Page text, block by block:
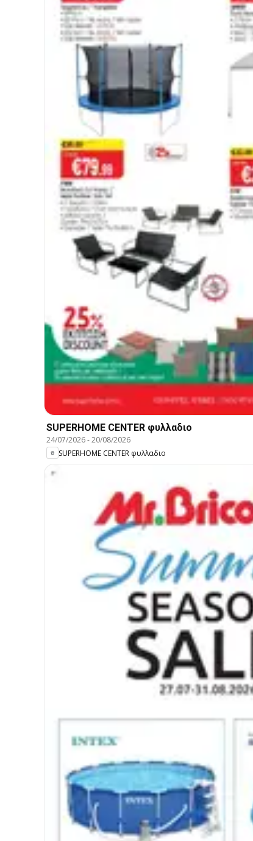
SUPERHOME CENTER φυλλαδιο
24/07/2026-20/08/2026
SUPERHOME CENTER φυλλαδιο